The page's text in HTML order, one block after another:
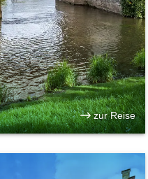
zur Reise